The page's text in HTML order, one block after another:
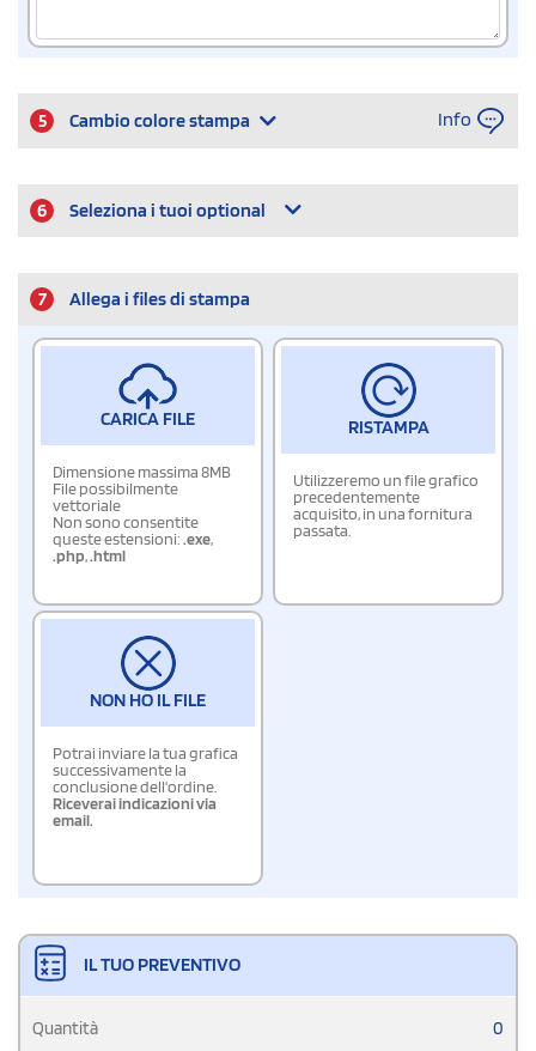
5 Cambio colore stampa Info
6 Seleziona i tuoi optional
7 Allega i files di stampa
CARICA FILE
Dimensione massima 8MB
File possibilmente
vettoriale
Non sono consentite
queste estensioni:.exe,
.php,.html
RISTAMPA
Utilizzeremo un file grafico
precedentemente
acquisito, in una fornitura
passata.
NON HO IL FILE
Potrai inviare la tua grafica
successivamente la
conclusione dell'ordine.
Riceverai indicazioni via
email.
IL TUO PREVENTIVO
Quantità 0